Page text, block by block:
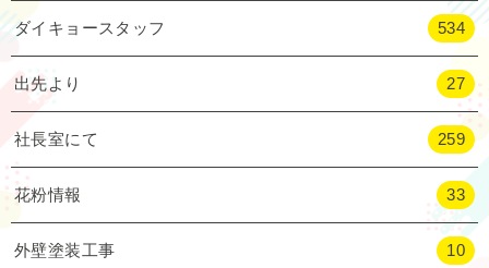
ダイキョースタッフ 534
出先より 27
社長室にて 259
花粉情報 33
外壁塗装工事 10